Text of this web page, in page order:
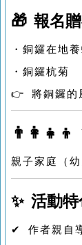
🎁 報名
・銅鑼在地
・銅鑼杭菊
👉 將銅鑼的
👨‍👩‍👧‍👦
親子家庭（
✨ 活動特
✔ 作者親自